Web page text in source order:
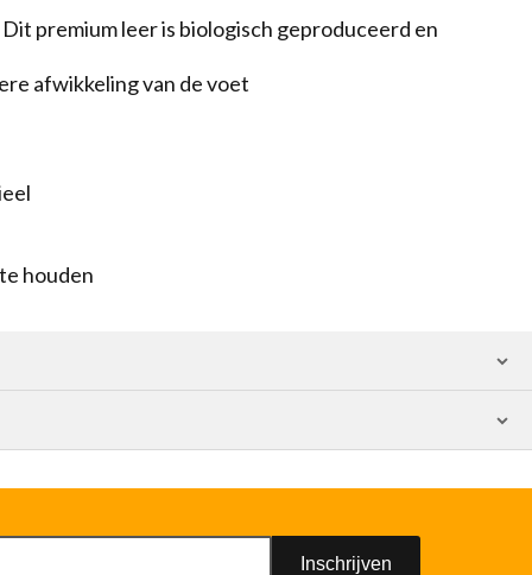
premium leer is biologisch geproduceerd en
afwikkeling van de voet
houden
Inschrijven